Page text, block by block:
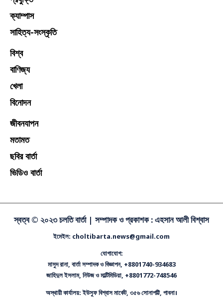
ক্যাম্পাস
সাহিত্য-সংস্কৃতি
বিশ্ব
বাণিজ্য
খেলা
বিনোদন
জীবনযাপন
মতামত
ছবির বার্তা
ভিডিও বার্তা
স্বত্ব © ২০২৩ চলতি বার্তা | সম্পাদক ও প্রকাশক : এহসান আলী বিশ্বাস
ইমেইল: choltibarta.news@gmail.com
যোগাযোগ:
মাসুদ রানা, বার্তা সম্পাদক ও বিজ্ঞাপন, +8801740-934683
জাহিদুল ইসলাম, নিউজ ও মাল্টিমিডিয়া, +8801772-748546
অস্থায়ী কার্যালয়: ইউসুফ বিশ্বাস মার্কেট, ৩৫৬ সোনাপট্টি, পাবনা।